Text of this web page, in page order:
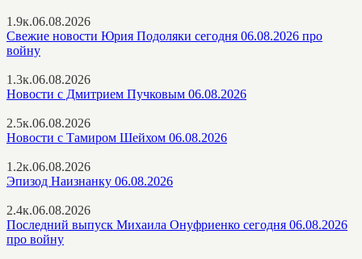
1.9к.06.08.2026
Свежие новости Юрия Подоляки сегодня 06.08.2026 про
войну
1.3к.06.08.2026
Новости с Дмитрием Пучковым 06.08.2026
2.5к.06.08.2026
Новости с Тамиром Шейхом 06.08.2026
1.2к.06.08.2026
Эпизод Наизнанку 06.08.2026
2.4к.06.08.2026
Последний выпуск Михаила Онуфриенко сегодня 06.08.2026
про войну